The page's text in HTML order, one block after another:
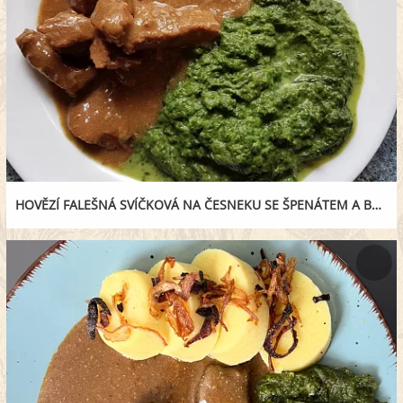
HOVĚZÍ FALEŠNÁ SVÍČKOVÁ NA ČESNEKU SE ŠPENÁTEM A BRAMBOROVÝM KNEDLÍKEM